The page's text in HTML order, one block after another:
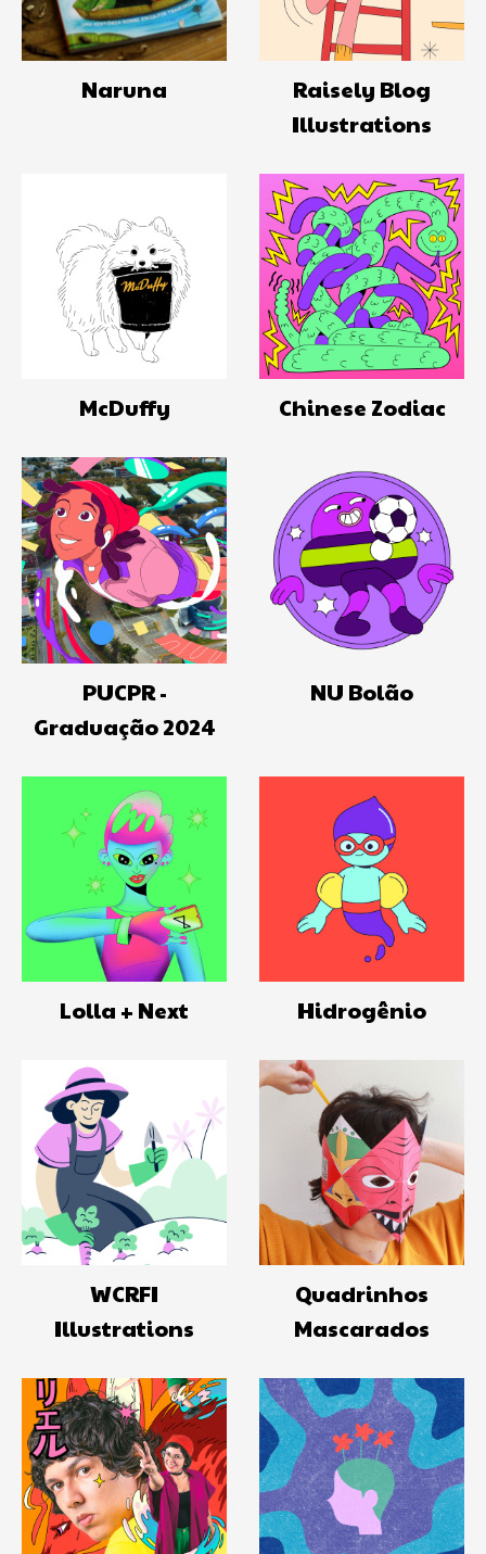
Naruna
Raisely Blog
Illustrations
McDuffy Chinese Zodiac
PUCPR -
Graduação 2024
NU Bolão
Lolla + Next Hidrogênio
WCRFI
Illustrations
Quadrinhos
Mascarados